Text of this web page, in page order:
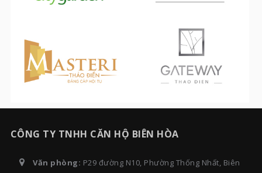
CÔNG TY TNHH CĂN HỘ BIÊN HÒA
Văn phòng: P29 đường N10, Phường Thống Nhất, Biên